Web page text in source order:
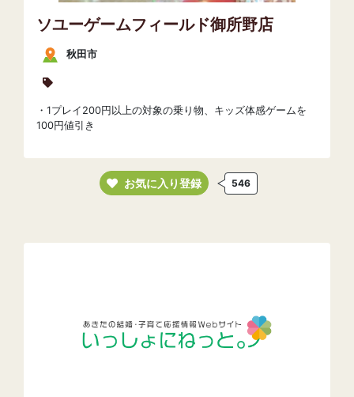
ソユーゲームフィールド御所野店
秋田市
・1プレイ200円以上の対象の乗り物、キッズ体感ゲームを
100円値引き
お気に入り登録 546